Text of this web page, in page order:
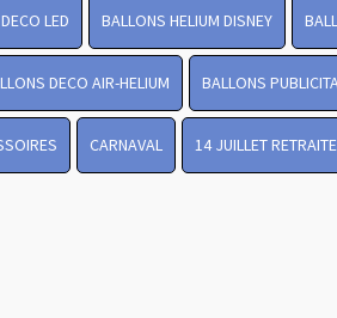
DECO LED BALLONS HELIUM DISNEY
DECO AIR-HELIUM BALLONS
CARNAVAL 14 JUILLET